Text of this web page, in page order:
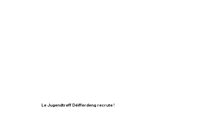
Le Jugendtreff Déifferdeng recrute !